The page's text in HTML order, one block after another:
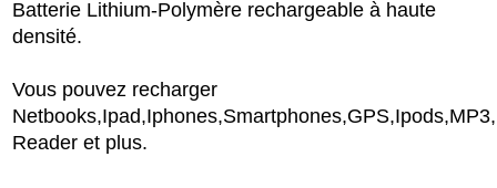
Batterie Lithium-Polymère rechargeable à haute
densité.
Vous pouvez recharger
Reader et plus.